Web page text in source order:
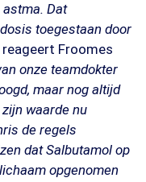
Dat
toegestaan door
reageert Froomes
onze teamdokter
maar nog altijd
waarde nu
de regels
dat Salbutamol op
opgenomen